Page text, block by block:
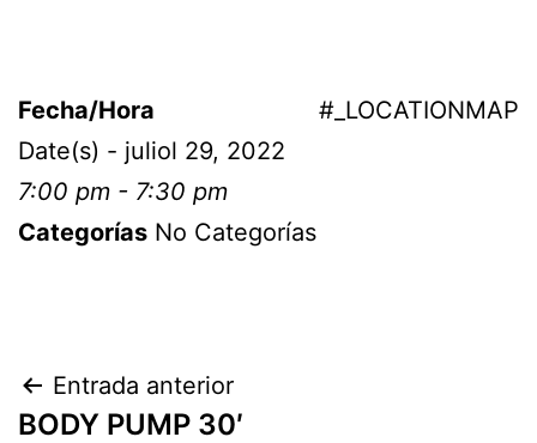
#_LOCATIONMAP
Fecha/Hora
Date(s) - juliol 29, 2022
7:00 pm - 7:30 pm
Categorías No Categorías
Entrada anterior
BODY PUMP 30′